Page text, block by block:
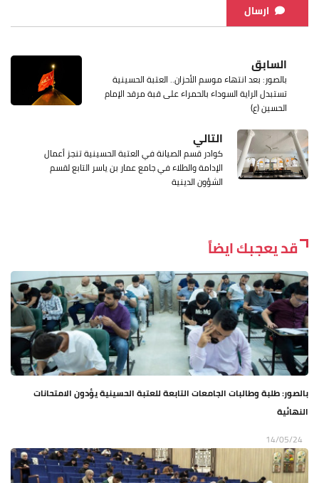
ارسال
السابق
بالصور: بعد انتهاء موسم الأحزان.. العتبة الحسينية
تستبدل الراية السوداء بالحمراء على قبة مرقد الإمام
الحسين (ع)
التالي
كوادر قسم الصيانة في العتبة الحسينية تنجز أعمال
الإدامة والطلاء في جامع عمار بن ياسر التابع لقسم
الشؤون الدينية
قد يعجبك ايضاً
بالصور: طلبة وطالبات الجامعات التابعة للعتبة الحسينية يؤدون الامتحانات
النهائية
14/05/24